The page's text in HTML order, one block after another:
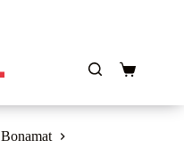
Warenkorb
Bonamat